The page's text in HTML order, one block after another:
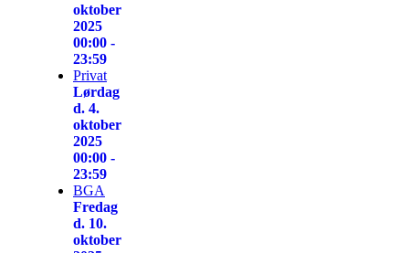
oktober
2025
00:00 -
23:59
Privat
Lørdag
d. 4.
oktober
2025
00:00 -
23:59
BGA
Fredag
d. 10.
oktober